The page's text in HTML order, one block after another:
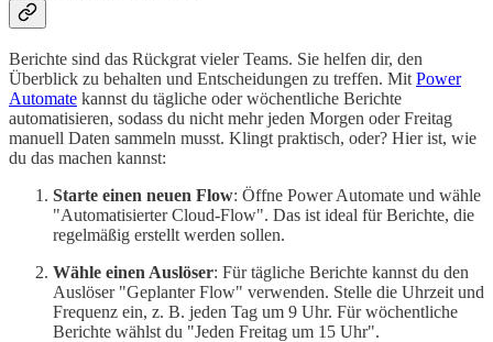
Berichte sind das Rückgrat vieler Teams. Sie helfen dir, den
Überblick zu behalten und Entscheidungen zu treffen. Mit Power
Automate kannst du tägliche oder wöchentliche Berichte
automatisieren, sodass du nicht mehr jeden Morgen oder Freitag
manuell Daten sammeln musst. Klingt praktisch, oder? Hier ist, wie
du das machen kannst:
Starte einen neuen Flow: Öffne Power Automate und wähle
"Automatisierter Cloud-Flow". Das ist ideal für Berichte, die
regelmäßig erstellt werden sollen.
Wähle einen Auslöser: Für tägliche Berichte kannst du den
Auslöser "Geplanter Flow" verwenden. Stelle die Uhrzeit und
Frequenz ein, z. B. jeden Tag um 9 Uhr. Für wöchentliche
Berichte wählst du "Jeden Freitag um 15 Uhr".